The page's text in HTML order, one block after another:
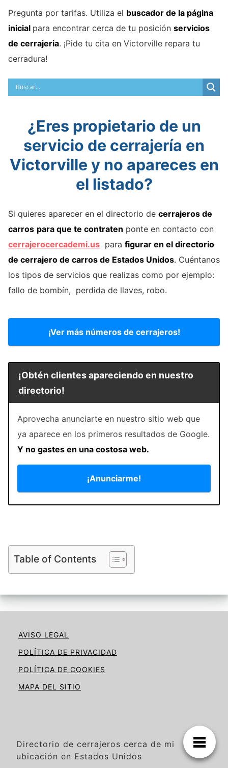
Pregunta por tarifas. Utiliza el buscador de la página
inicial para encontrar cerca de tu posición servicios
de cerrajeria. ¡Pide tu cita en Victorville repara tu
cerradura!
¿Eres propietario de un
servicio de cerrajería en
Victorville y no apareces en
el listado?
Si quieres aparecer en el directorio de cerrajeros de
carros para que te contraten ponte en contacto con
cerrajerocercademi.us para figurar en el directorio
de cerrajero de carros de Estados Unidos. Cuéntanos
los tipos de servicios que realizas como por ejemplo:
fallo de bombín, perdida de llaves, robo.
¡Ver más números de cerrajeros!
¡Obtén clientes apareciendo en nuestro
directorio!
Aprovecha anunciarte en nuestro sitio web que
ya aparece en los primeros resultados de Google.
Y no gastes en una costosa web.
¡Anunciarme!
Table of Contents
AVISO LEGAL
POLÍTICA DE PRIVACIDAD
POLÍTICA DE COOKIES
MAPA DEL SITIO
Directorio de cerrajeros cerca de mi
ubicación en Estados Unidos